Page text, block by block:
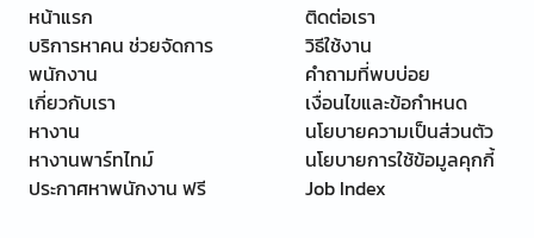
หน้าแรก
บริการหาคน ช่วยจัดการ
พนักงาน
เกี่ยวกับเรา
หางาน
หางานพาร์ทไทม์
ประกาศหาพนักงาน ฟรี
ติดต่อเรา
วิธีใช้งาน
คำถามที่พบบ่อย
เงื่อนไขและข้อกำหนด
นโยบายความเป็นส่วนตัว
นโยบายการใช้ข้อมูลคุกกี้
Job Index